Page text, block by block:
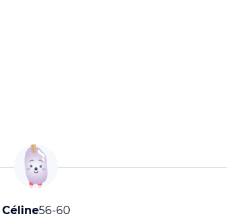
Céline56-60